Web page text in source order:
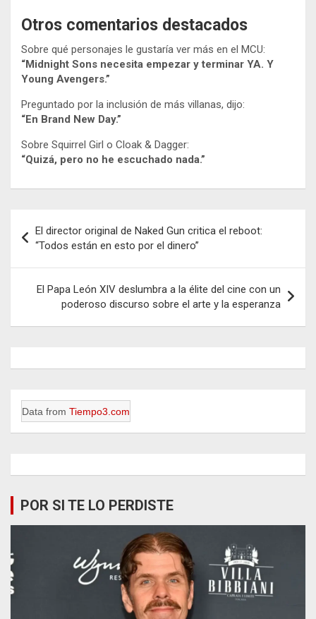
Otros comentarios destacados
Sobre qué personajes le gustaría ver más en el MCU:
“Midnight Sons necesita empezar y terminar YA. Y
Young Avengers.”
Preguntado por la inclusión de más villanas, dijo:
“En Brand New Day.”
Sobre Squirrel Girl o Cloak & Dagger:
“Quizá, pero no he escuchado nada.”
de
entradas
El director original de Naked Gun critica el reboot:
“Todos están en esto por el dinero”
El Papa León XIV deslumbra a la élite del cine con un
poderoso discurso sobre el arte y la esperanza
Data from Tiempo3.com
POR SI TE LO PERDISTE